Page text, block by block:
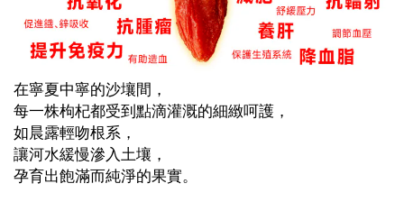
在寧夏中寧的沙壤間，
每一株枸杞都受到點滴灌溉的細緻呵護，
如晨露輕吻根系，
讓河水緩慢滲入土壤，
孕育出飽滿而純淨的果實。